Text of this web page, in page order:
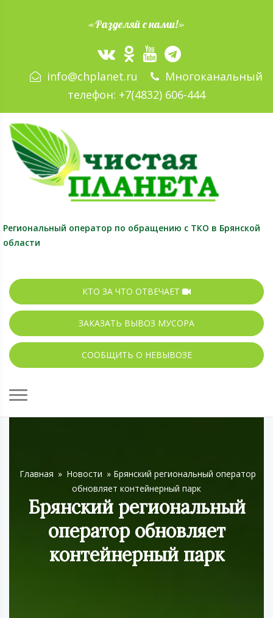
«Разделяй с нами!»
info@chplanet.ru
Многоканальный
телефон: +7(4832) 606-444
Региональный оператор по обращению с ТКО в Брянской
области
КТО ЗА ЧТО ОТВЕЧАЕТ
ЗАКАЗАТЬ ВЫВОЗ МУСОРА
СООБЩИТЬ О НЕВЫВОЗЕ
Главная » Новости » Брянский региональный оператор
обновляет контейнерный парк
Брянский региональный
оператор обновляет
контейнерный парк